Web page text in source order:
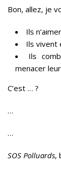
Bon, allez, je
Ils
Ils vivent
Ils
menacer
C’est … ?
…
…
SOS Polluards,